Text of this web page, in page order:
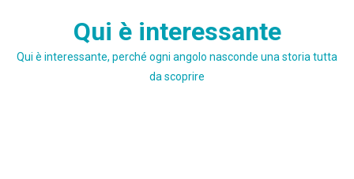
Qui è interessante
Qui è interessante, perché ogni angolo nasconde una storia tutta
da scoprire